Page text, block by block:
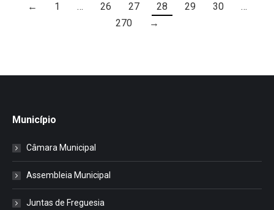
← 1 … 26 27 28 29 30
…
270
→
Município
Câmara Municipal
Assembleia Municipal
Juntas de Freguesia